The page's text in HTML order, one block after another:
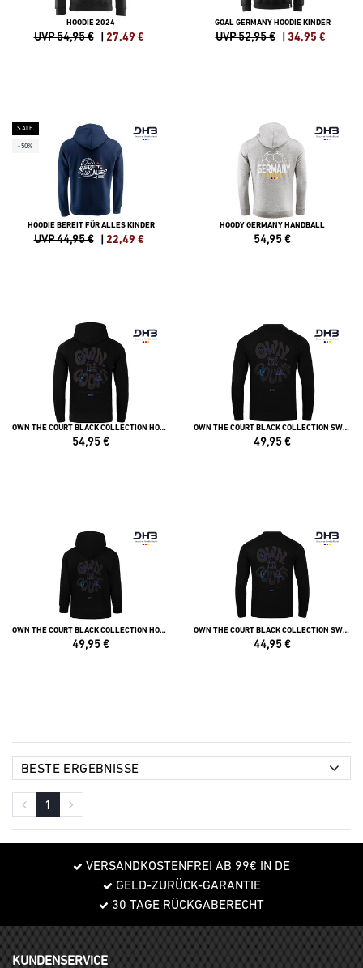
HOODIE 2024
UVP 54,95 € | 27,49 €
GOAL GERMANY HOODIE KINDER
UVP 52,95 € | 34,95 €
SALE
-50%
HOODIE BEREIT FÜR ALLES KINDER
UVP 44,95 € | 22,49 €
HOODY GERMANY HANDBALL
54,95€
OWN THE COURT BLACK COLLECTION HOODIE
54,95€
OWN THE COURT BLACK COLLECTION SWEATSHIRT
49,95€
OWN THE COURT BLACK COLLECTION HOODIE KIDS
49,95€
OWN THE COURT BLACK COLLECTION SWEATSHIRT KIDS
44,95€
1
VERSANDKOSTENFREI AB 99€ IN DE
GELD-ZURÜCK-GARANTIE
30 TAGE RÜCKGABERECHT
KUNDENSERVICE